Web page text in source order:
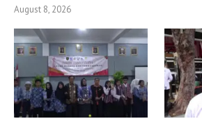
August 8, 2026